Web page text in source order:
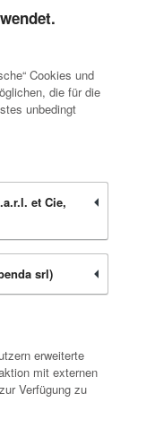
Cookies und
die für die
unbedingt
et Cie,
srl)
erweiterte
mit externen
Verfügung zu